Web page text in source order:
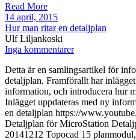
Read More
14 april, 2015
Hur man ritar en detaljplan
Ulf Liljankoski
Inga kommentarer
Detta är en samlingsartikel för
detaljplan. Framförallt har
information, och introducera hur
Inlägget uppdateras med ny
en detaljplan https://
Detaljplan för MicroStation
20141212 Topocad 15